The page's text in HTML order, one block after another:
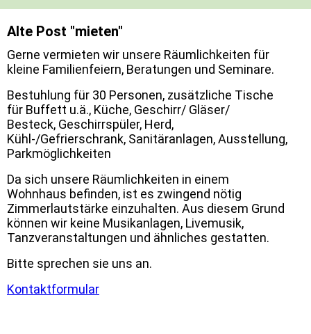
Alte Post "mieten"
Gerne vermieten wir unsere Räumlichkeiten für
kleine Familienfeiern, Beratungen und Seminare.
Bestuhlung für 30 Personen, zusätzliche Tische
für Buffett u.ä., Küche, Geschirr/ Gläser/
Besteck, Geschirrspüler, Herd,
Kühl-/Gefrierschrank, Sanitäranlagen, Ausstellung,
Parkmöglichkeiten
Da sich unsere Räumlichkeiten in einem
Wohnhaus befinden, ist es zwingend nötig
Zimmerlautstärke einzuhalten. Aus diesem Grund
können wir keine Musikanlagen, Livemusik,
Tanzveranstaltungen und ähnliches gestatten.
Bitte sprechen sie uns an.
Kontaktformular